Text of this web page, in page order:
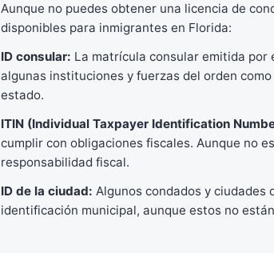
Aunque no puedes obtener una licencia de
disponibles para inmigrantes en Florida:
ID consular: La matrícula consular emitida por
algunas instituciones y fuerzas del orden
estado.
ITIN (Individual Taxpayer Identification
cumplir con obligaciones fiscales. Aunque no
responsabilidad fiscal.
ID de la ciudad: Algunos condados y ciudades
identificación municipal, aunque estos no